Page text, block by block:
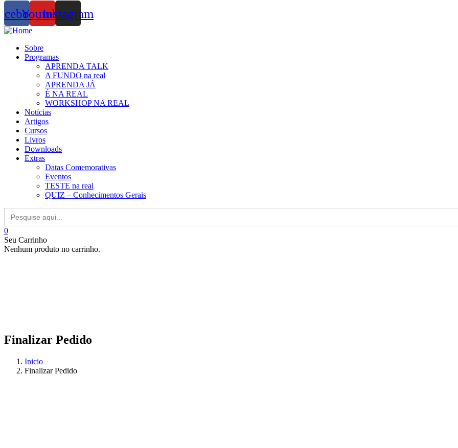
YoutubeInstagram
Sobre
Programas
APRENDA TALK
A FUNDO na real
APRENDA JÁ
É NA REAL
WORKSHOP NA REAL
Notícias
Artigos
Cursos
Livros
Downloads
Extras
Datas Comemorativas
Eventos
TESTE na real
QUIZ – Conhecimentos Gerais
Search
for:
0
Seu Carrinho
Nenhum produto no carrinho.
Finalizar Pedido
Inicio
Finalizar Pedido